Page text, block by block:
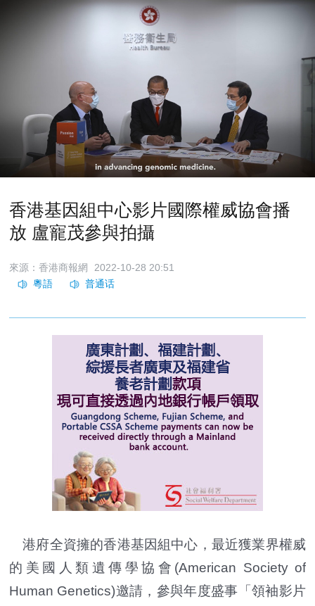
香港基因組中心影片國際權威協會播
放 盧寵茂參與拍攝
來源：香港商報網 2022-10-28 20:51
港府全資擁的香港基因組中心，最近獲業界權威
的美國人類遺傳學協會(American Society of
Human Genetics)邀請，參與年度盛事「領袖影片